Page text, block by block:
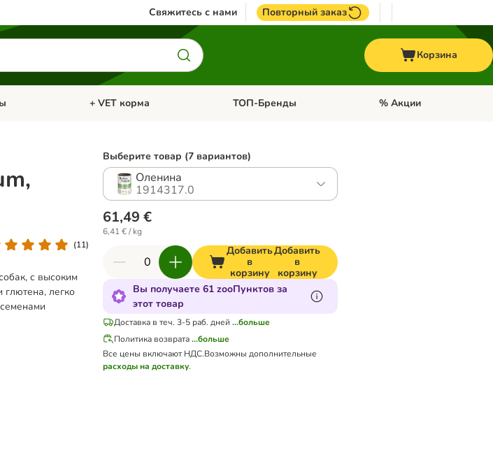
Свяжитесь с нами Повторный заказ
Корзина
меню категории: Грызуны и кролики
Откройте меню категории: Птицы
+ VET корма Откройте меню категории: + VET корма
ТОП-Бренды Откройте меню
% Акции
(11)
с высоким
легко
Выберите товар (7 вариантов)
Оленина
1914317.0
61,49 €
6,41 € / kg
Добавить
в
корзину
Добавить
в
корзину
Вы получаете 61 zooПунктов за
этот товар
Доставка в теч. 3-5 раб. дней ...больше
Политика возврата ...больше
Все цены включают НДС.Возможны дополнительные
расходы на доставку.